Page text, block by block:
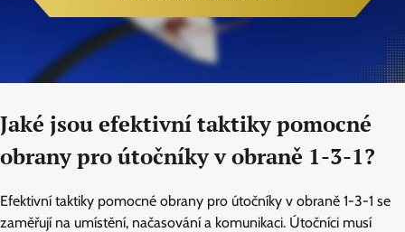
Jaké jsou efektivní taktiky pomocné
obrany pro útočníky v obraně 1-3-1?
Efektivní taktiky pomocné obrany pro útočníky v obraně 1-3-1 se
zaměřují na umístění, načasování a komunikaci. Útočníci musí